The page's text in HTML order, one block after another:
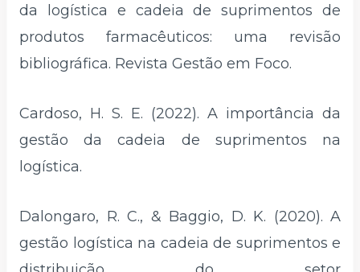
da logística e cadeia de suprimentos de
produtos farmacêuticos: uma revisão
bibliográfica. Revista Gestão em Foco.
Cardoso, H. S. E. (2022). A importância da
gestão da cadeia de suprimentos na
logística.
Dalongaro, R. C., & Baggio, D. K. (2020). A
gestão logística na cadeia de suprimentos e